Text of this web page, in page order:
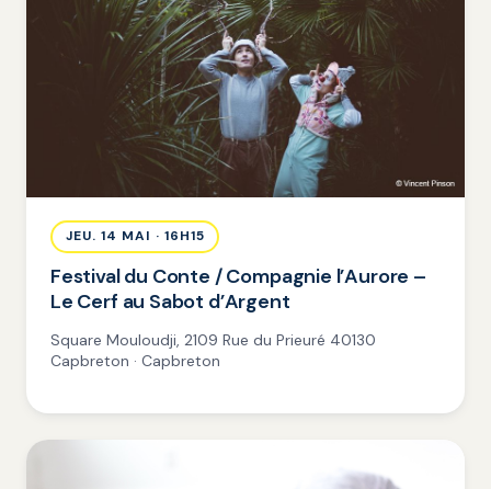
JEU. 14 MAI · 16H15
Festival du Conte / Compagnie l’Aurore –
Le Cerf au Sabot d’Argent
Square Mouloudji, 2109 Rue du Prieuré 40130
Capbreton · Capbreton